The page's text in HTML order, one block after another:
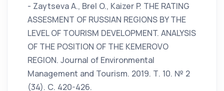
- Zaytseva A., Brel O., Kaizer P. THE RATING
ASSESMENT OF RUSSIAN REGIONS BY THE
LEVEL OF TOURISM DEVELOPMENT. ANALYSIS
OF THE POSITION OF THE KEMEROVO
REGION. Journal of Environmental
Management and Tourism. 2019. Т. 10. № 2
(34). С. 420-426.